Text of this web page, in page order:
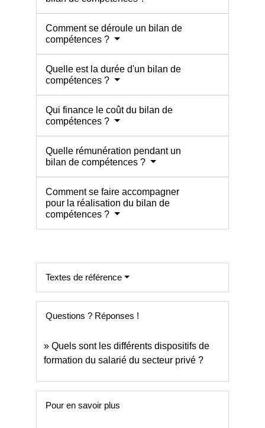
Comment se déroule un bilan de
compétences ?
Quelle est la durée d'un bilan de
compétences ?
Qui finance le coût du bilan de
compétences ?
Quelle rémunération pendant un
bilan de compétences ?
Comment se faire accompagner
pour la réalisation du bilan de
compétences ?
Textes de référence
Questions ? Réponses !
Quels sont les différents dispositifs de
formation du salarié du secteur privé ?
Pour en savoir plus